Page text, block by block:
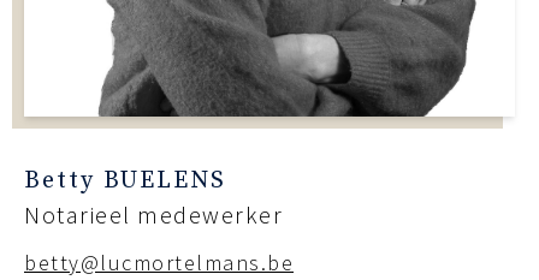
Betty BUELENS
Notarieel medewerker
betty@lucmortelmans.be